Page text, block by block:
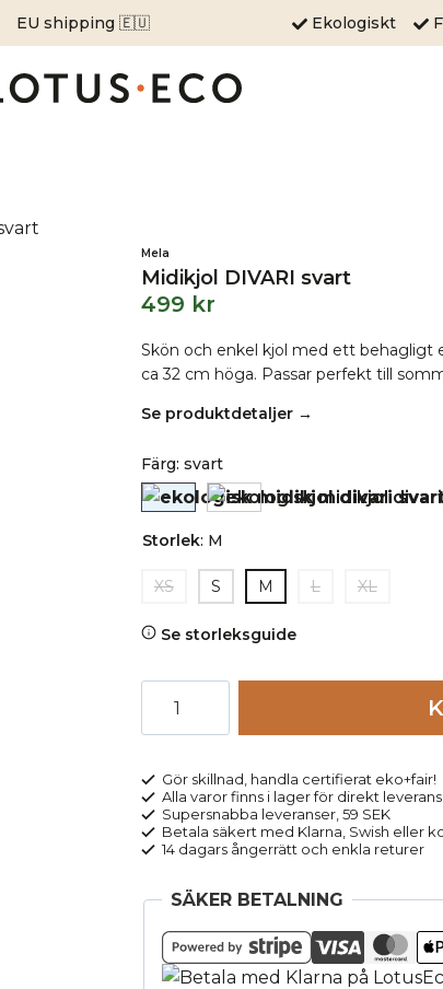
EU shipping 🇪🇺 Ekologiskt
Mela
Midikjol DIVARI svart
499 kr
Skön och enkel kjol med ett behagligt
ca 32 cm höga. Passar perfekt till
Se produktdetaljer →
Färg: svart
Storlek: M
XS S M L XL
Se storleksguide
DIVARI
mängd
Gör skillnad, handla certifierat eko+fair!
Alla varor finns i lager för direkt leverans
Supersnabba leveranser, 59 SEK
Betala säkert med Klarna, Swish eller
14 dagars ångerrätt och enkla returer
SÄKER BETALNING